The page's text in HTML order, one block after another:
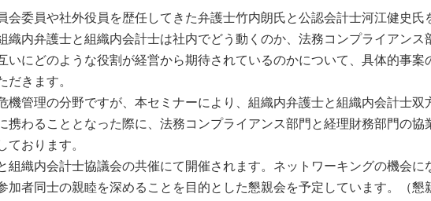
委員や社外役員を歴任してきた弁護士竹内朗氏と公認会計士河江健史氏
織内弁護士と組織内会計士は社内でどう動くのか、法務コンプライアンス
いにどのような役割が経営から期待されているのかについて、具体的事案
きます。
管理の分野ですが、本セミナーにより、組織内弁護士と組織内会計士双
携わることとなった際に、法務コンプライアンス部門と経理財務部門の協
ております。
織内会計士協議会の共催にて開催されます。ネットワーキングの機会に
加者同士の親睦を深めることを目的とした懇親会を予定しています。（懇